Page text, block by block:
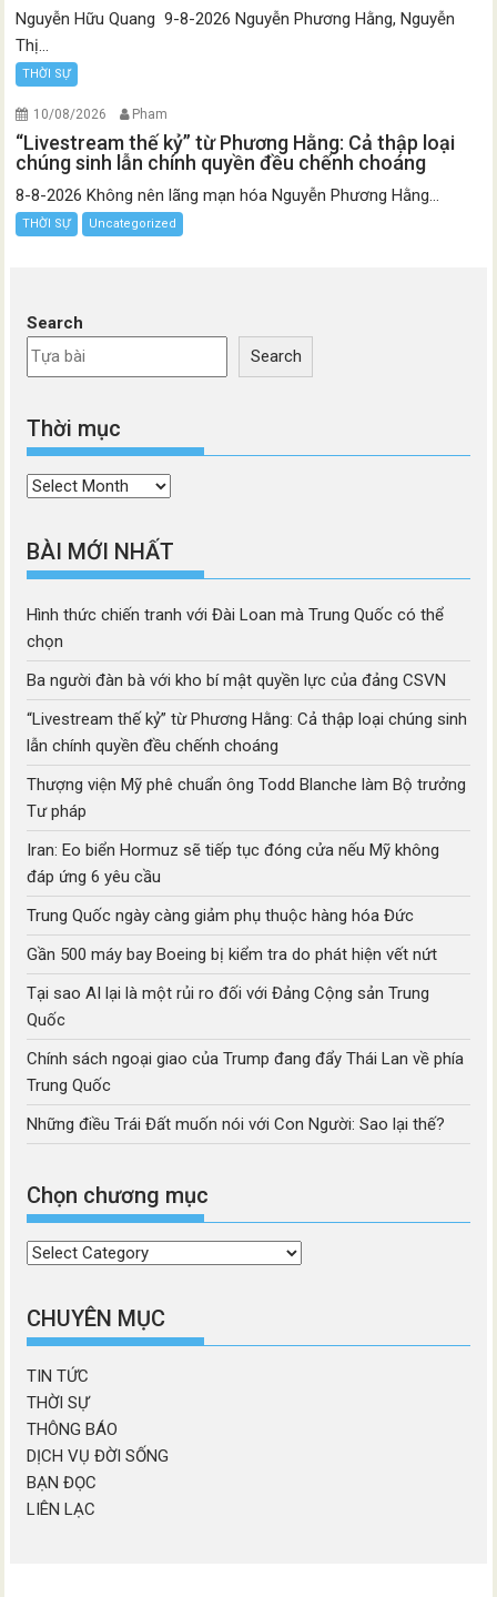
Nguyễn Hữu Quang 9-8-2026 Nguyễn Phương Hằng, Nguyễn
Thị...
THỜI SỰ
10/08/2026 Pham
“Livestream thế kỷ” từ Phương Hằng: Cả thập loại
chúng sinh lẫn chính quyền đều chếnh choáng
8-8-2026 Không nên lãng mạn hóa Nguyễn Phương Hằng...
THỜI SỰ Uncategorized
Search
Search
Thời mục
Thời
BÀI MỚI NHẤT
Hình thức chiến tranh với Đài Loan mà Trung Quốc có thể
chọn
Ba người đàn bà với kho bí mật quyền lực của đảng CSVN
“Livestream thế kỷ” từ Phương Hằng: Cả thập loại chúng sinh
lẫn chính quyền đều chếnh choáng
Thượng viện Mỹ phê chuẩn ông Todd Blanche làm Bộ trưởng
Tư pháp
Iran: Eo biển Hormuz sẽ tiếp tục đóng cửa nếu Mỹ không
đáp ứng 6 yêu cầu
Trung Quốc ngày càng giảm phụ thuộc hàng hóa Đức
Gần 500 máy bay Boeing bị kiểm tra do phát hiện vết nứt
Tại sao AI lại là một rủi ro đối với Đảng Cộng sản Trung
Quốc
Chính sách ngoại giao của Trump đang đẩy Thái Lan về phía
Trung Quốc
Những điều Trái Đất muốn nói với Con Người: Sao lại thế?
Chọn chương mục
Chọn
mục
CHUYÊN MỤC
TIN TỨC
THỜI SỰ
THÔNG BÁO
DỊCH VỤ ĐỜI SỐNG
BẠN ĐỌC
LIÊN LẠC